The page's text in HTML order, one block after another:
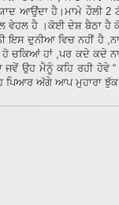
ਯਾਦ ਆਉਂਦਾ ਹੈ।ਮਾਮੇ ਹੌਲੀ
ਵੇਹਲ ਹੈ ।ਕੋਈ ਦੇਸ਼ ਬੈਠਾ ਹੈ
ਦੁਨੀਆ ਵਿਚ ਨਹੀਂ ਹੈ
ਹੋ ਚਕਿਆਂ ਹਾਂ ,ਪਰ ਕਦੇ ਕਦੇ
ਜਵੇਂ ਉਹ ਮੈਨੂੰ ਕਹਿ ਰਹੀ ਹੋਵੇ “
ਪਿਆਰ ਅੱਗੇ ਆਪ ਮੁਹਾਰਾ ਝੁੱਕ